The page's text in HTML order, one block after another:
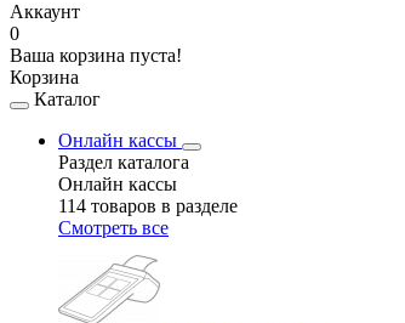
Аккаунт
0
Ваша корзина пуста!
Корзина
Каталог
Онлайн кассы
Раздел каталога
Онлайн кассы
114 товаров в разделе
Смотреть все